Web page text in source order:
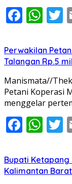
Perwakilan
Talangan Rp.5
Manismata//
Petani Koperasi
menggelar
Bupati Ketapang
Kalimantan Barat